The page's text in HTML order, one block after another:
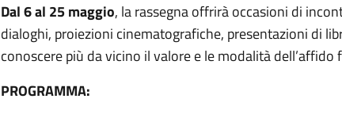
Dal 6 al 25 maggio, la rassegna offrirà occasioni di
dialoghi, proiezioni cinematografiche, presentazioni di
conoscere più da vicino il valore e le modalità dell’affido
PROGRAMMA: